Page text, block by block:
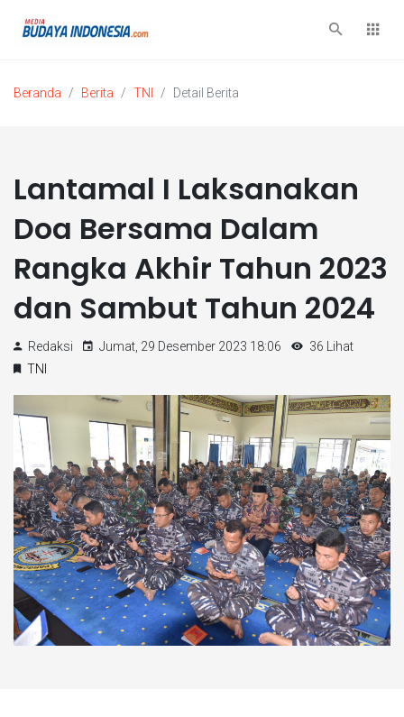
Beranda Berita TNI Detail Berita
Lantamal I Laksanakan
Doa Bersama Dalam
Rangka Akhir Tahun 2023
dan Sambut Tahun 2024
Redaksi Jumat, 29 Desember 2023 18:06
36 Lihat
TNI